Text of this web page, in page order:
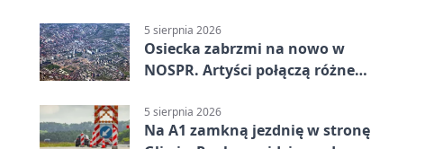
5 sierpnia 2026
Osiecka zabrzmi na nowo w
NOSPR. Artyści połączą różne
5 sierpnia 2026
Na A1 zamkną jezdnię w stronę